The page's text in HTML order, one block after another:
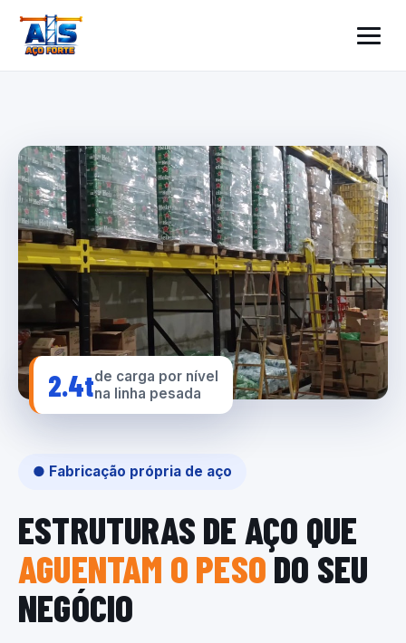
● Fabricação própria de aço
ESTRUTURAS DE AÇO QUE
AGUENTAM O PESODO SEU
NEGÓCIO
2.4tde carga por nível
na linha pesada